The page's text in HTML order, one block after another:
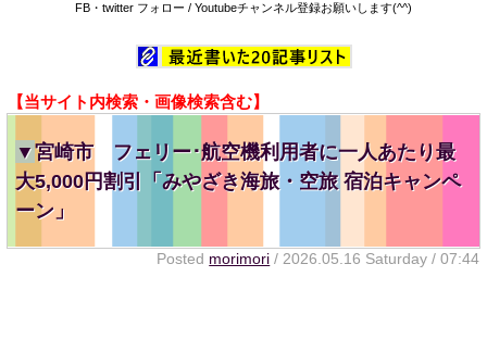
FB・twitter フォロー / Youtubeチャンネル登録お願いします(^^)
【当サイト内検索・画像検索含む】
▼宮崎市 フェリー･航空機利用者に一人あたり最
大5,000円割引「みやざき海旅・空旅 宿泊キャンペ
ーン」
Posted morimori / 2026.05.16 Saturday / 07:44